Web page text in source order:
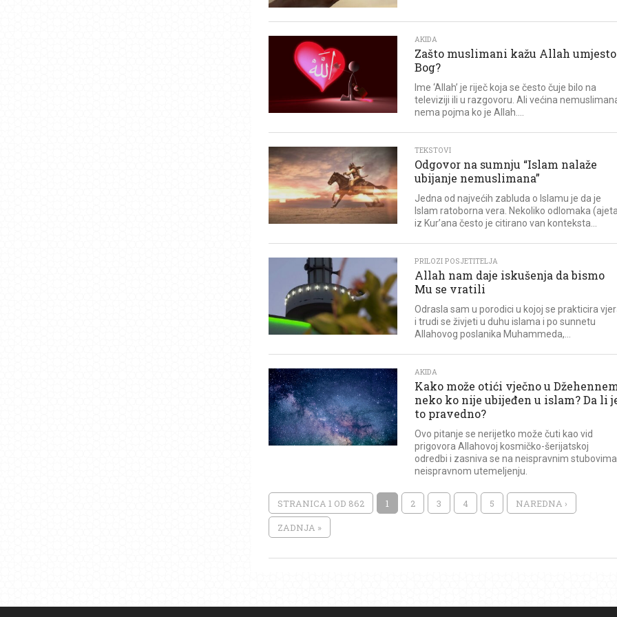
AKIDA
Zašto muslimani kažu Allah umjesto
Bog?
Ime ‘Allah’ je riječ koja se često čuje bilo na
televiziji ili u razgovoru. Ali većina
nema pojma ko je Allah....
TEKSTOVI
Odgovor na sumnju “Islam nalaže
ubijanje nemuslimana”
Jedna od najvećih zabluda o Islamu je da je
Islam ratoborna vera. Nekoliko odlomaka
iz Kur’ana često je citirano van konteksta...
PRILOZI POSJETITELJA
Allah nam daje iskušenja da bismo
Mu se vratili
Odrasla sam u porodici u kojoj se prakticira
i trudi se živjeti u duhu islama i po sunnetu
Allahovog poslanika Muhammeda,...
AKIDA
Kako može otići vječno u
neko ko nije ubijeđen u islam? Da li
to pravedno?
Ovo pitanje se nerijetko može čuti kao vid
prigovora Allahovoj kosmičko-šerijatskoj
odredbi i zasniva se na neispravnim
neispravnom utemeljenju.
STRANICA 1 OD 862 1 2 3 4 5 NAREDNA ›
ZADNJA »